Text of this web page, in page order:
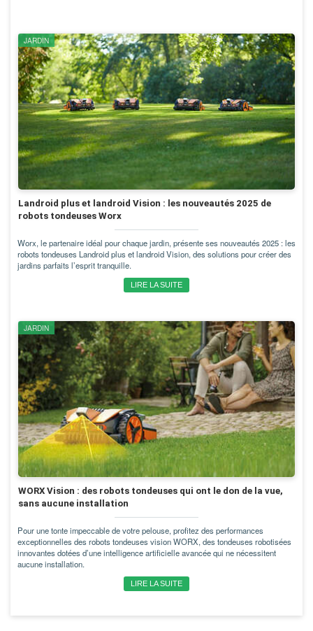
JARDIN
Landroid plus et landroid Vision : les nouveautés 2025 de
robots tondeuses Worx
Worx, le partenaire idéal pour chaque jardin, présente ses nouveautés 2025 : les
robots tondeuses Landroid plus et landroid Vision, des solutions pour créer des
jardins parfaits l’esprit tranquille.
LIRE LA SUITE
JARDIN
WORX Vision : des robots tondeuses qui ont le don de la vue,
sans aucune installation
Pour une tonte impeccable de votre pelouse, profitez des performances
exceptionnelles des robots tondeuses vision WORX, des tondeuses robotisées
innovantes dotées d’une intelligence artificielle avancée qui ne nécessitent
aucune installation.
LIRE LA SUITE